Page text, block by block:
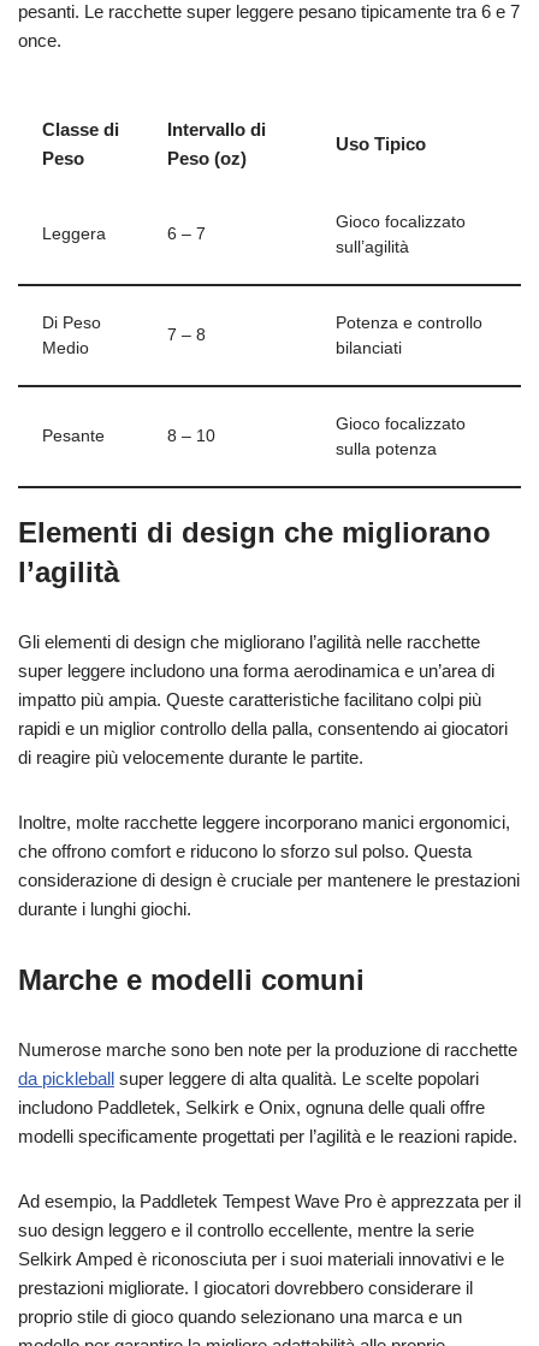
pesanti. Le racchette super leggere pesano tipicamente tra 6 e 7
once.
Classe di
Peso
Intervallo di
Peso (oz)
Uso Tipico
Leggera 6 – 7
Gioco focalizzato
sull’agilità
Di Peso
Medio
7 – 8
Potenza e controllo
bilanciati
Pesante 8 – 10
Gioco focalizzato
sulla potenza
Elementi di design che migliorano
l’agilità
Gli elementi di design che migliorano l’agilità nelle racchette
super leggere includono una forma aerodinamica e un’area di
impatto più ampia. Queste caratteristiche facilitano colpi più
rapidi e un miglior controllo della palla, consentendo ai giocatori
di reagire più velocemente durante le partite.
Inoltre, molte racchette leggere incorporano manici ergonomici,
che offrono comfort e riducono lo sforzo sul polso. Questa
considerazione di design è cruciale per mantenere le prestazioni
durante i lunghi giochi.
Marche e modelli comuni
Numerose marche sono ben note per la produzione di racchette
da pickleball super leggere di alta qualità. Le scelte popolari
includono Paddletek, Selkirk e Onix, ognuna delle quali offre
modelli specificamente progettati per l’agilità e le reazioni rapide.
Ad esempio, la Paddletek Tempest Wave Pro è apprezzata per il
suo design leggero e il controllo eccellente, mentre la serie
Selkirk Amped è riconosciuta per i suoi materiali innovativi e le
prestazioni migliorate. I giocatori dovrebbero considerare il
proprio stile di gioco quando selezionano una marca e un